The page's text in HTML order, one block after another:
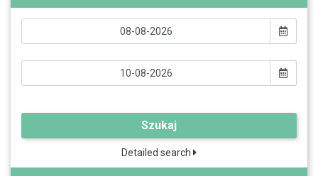
Szukaj
Detailed search